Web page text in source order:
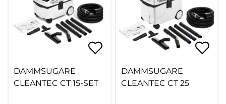
DAMMSUGARE
CLEANTEC CT 15-SET
DAMMSUGARE
CLEANTEC CT 25